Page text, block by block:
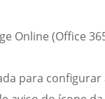
Online (Office
para